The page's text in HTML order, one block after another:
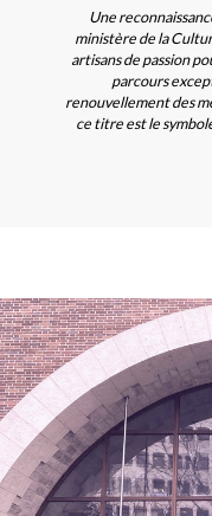
Une
ministère de la
artisans de passion
parcours
renouvellement des
ce titre est le